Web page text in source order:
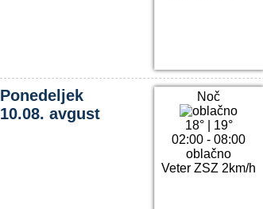
Ponedeljek
10.08. avgust
Noč
18°| 19°
02:00 - 08:00
oblačno
Veter ZSZ 2km/h